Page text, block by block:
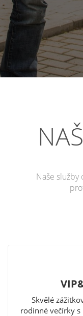
Naše služby
Skvělé
rodinné večírky